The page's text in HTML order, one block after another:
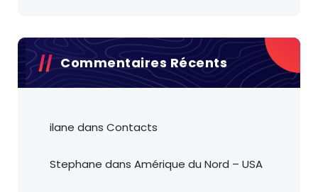
Commentaires Récents
ilane dans Contacts
Stephane dans Amérique du Nord – USA